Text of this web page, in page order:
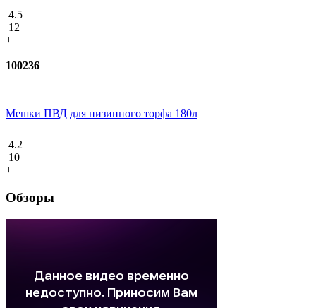
4.5
12
+
100236
Мешки ПВД для низинного торфа 180л
4.2
10
+
Обзоры